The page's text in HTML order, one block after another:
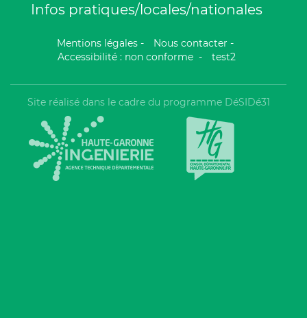
Infos pratiques/locales/nationales
Mentions légales - Nous contacter -
Accessibilité : non conforme - test2
Site réalisé dans le cadre du programme DéSIDé31